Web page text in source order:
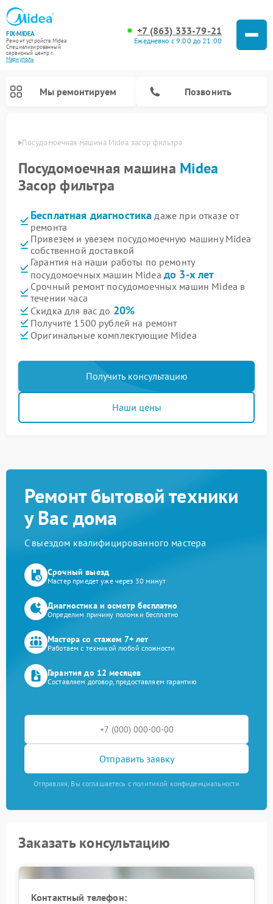
FIX-MIDEA
Ремонт устройств Midea
Специализированный
cервисный центр г.
Мариуполь
+7 (863) 333-79-21
Ежедневно с 9:00 до 21:00
Мы ремонтируем Позвонить
Посудомоечная машина Midea засор фильтра
Посудомоечная машина Midea
Засор фильтра
Бесплатная диагностика даже при отказе от
ремонта
Привезем и увезем посудомоечную машину Midea
собственной доставкой
Гарантия на наши работы по ремонту
посудомоечных машин Midea до 3-х лет
Срочный ремонт посудомоечных машин Midea в
течении часа
Скидка для вас до 20%
Получите 1500 рублей на ремонт
Оригинальные комплектующие Midea
Получить консультацию
Наши цены
Ремонт бытовой техники
у Вас дома
С выездом квалифицированного мастера
Срочный выезд
Мастер приедет уже через 30 минут
Диагностика и осмотр бесплатно
Определим причину поломки бесплатно
Мастера со стажем 7+ лет
Работаем с техникой любой сложности
Гарантия до 12 месяцев
Составляем договор, предоставляем гарантию
Отправить заявку
Отправляя, Вы соглашаетесь с политикой конфиденциальности
Заказать консультацию
Контактный телефон: